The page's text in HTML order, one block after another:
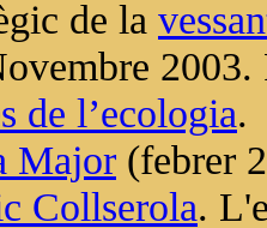
de la
de l’ecologia.
Major (febrer
Collserola.